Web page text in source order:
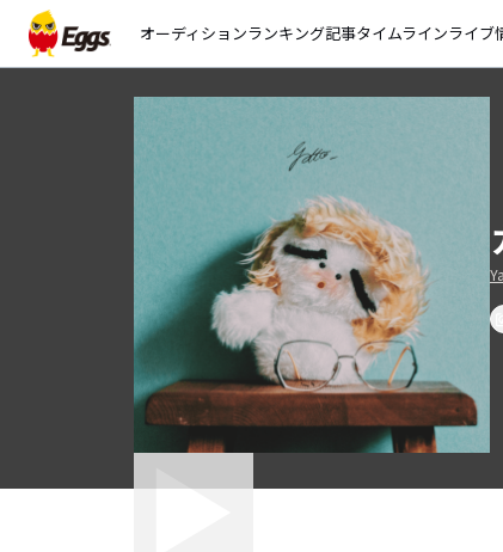
オーディションランキング記事タイムラインライブ